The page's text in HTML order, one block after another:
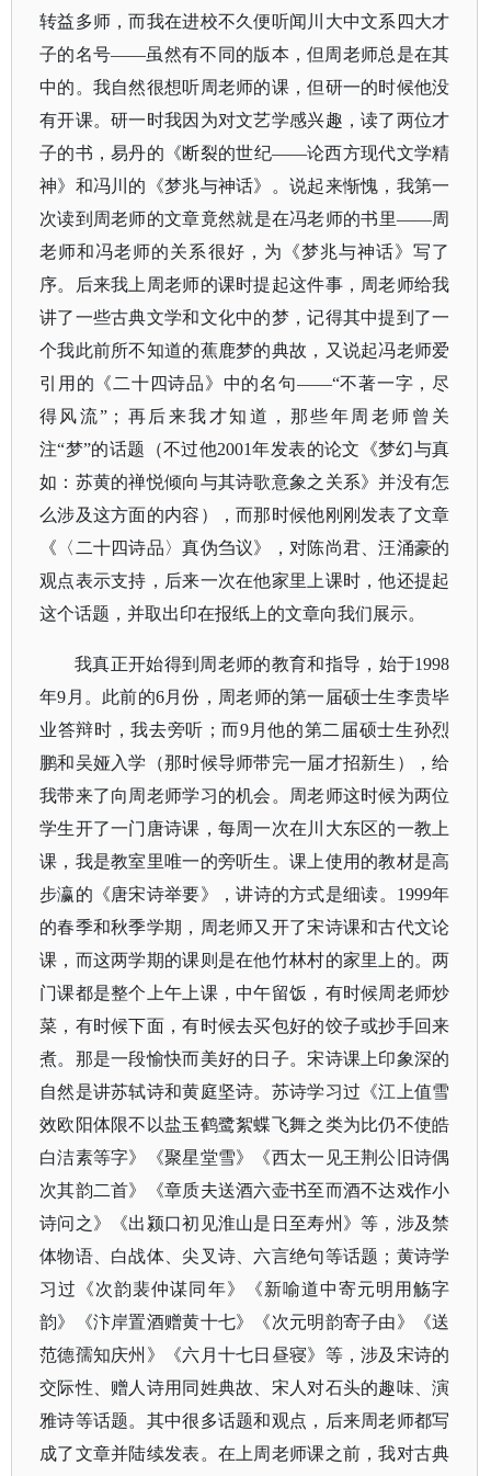
转益多师，而我在进校不久便听闻川大中文系四大才
子的名号——虽然有不同的版本，但周老师总是在其
中的。我自然很想听周老师的课，但研一的时候他没
有开课。研一时我因为对文艺学感兴趣，读了两位才
子的书，易丹的《断裂的世纪——论西方现代文学精
神》和冯川的《梦兆与神话》。说起来惭愧，我第一
次读到周老师的文章竟然就是在冯老师的书里——周
老师和冯老师的关系很好，为《梦兆与神话》写了
序。后来我上周老师的课时提起这件事，周老师给我
讲了一些古典文学和文化中的梦，记得其中提到了一
个我此前所不知道的蕉鹿梦的典故，又说起冯老师爱
引用的《二十四诗品》中的名句——“不著一字，尽
得风流”；再后来我才知道，那些年周老师曾关
注“梦”的话题（不过他2001年发表的论文《梦幻与真
如：苏黄的禅悦倾向与其诗歌意象之关系》并没有怎
么涉及这方面的内容），而那时候他刚刚发表了文章
《〈二十四诗品〉真伪刍议》，对陈尚君、汪涌豪的
观点表示支持，后来一次在他家里上课时，他还提起
这个话题，并取出印在报纸上的文章向我们展示。
我真正开始得到周老师的教育和指导，始于1998
年9月。此前的6月份，周老师的第一届硕士生李贵毕
业答辩时，我去旁听；而9月他的第二届硕士生孙烈
鹏和吴娅入学（那时候导师带完一届才招新生），给
我带来了向周老师学习的机会。周老师这时候为两位
学生开了一门唐诗课，每周一次在川大东区的一教上
课，我是教室里唯一的旁听生。课上使用的教材是高
步瀛的《唐宋诗举要》，讲诗的方式是细读。1999年
的春季和秋季学期，周老师又开了宋诗课和古代文论
课，而这两学期的课则是在他竹林村的家里上的。两
门课都是整个上午上课，中午留饭，有时候周老师炒
菜，有时候下面，有时候去买包好的饺子或抄手回来
煮。那是一段愉快而美好的日子。宋诗课上印象深的
自然是讲苏轼诗和黄庭坚诗。苏诗学习过《江上值雪
效欧阳体限不以盐玉鹤鹭絮蝶飞舞之类为比仍不使皓
白洁素等字》《聚星堂雪》《西太一见王荆公旧诗偶
次其韵二首》《章质夫送酒六壶书至而酒不达戏作小
诗问之》《出颍口初见淮山是日至寿州》等，涉及禁
体物语、白战体、尖叉诗、六言绝句等话题；黄诗学
习过《次韵裴仲谋同年》《新喻道中寄元明用觞字
韵》《汴岸置酒赠黄十七》《次元明韵寄子由》《送
范德孺知庆州》《六月十七日昼寝》等，涉及宋诗的
交际性、赠人诗用同姓典故、宋人对石头的趣味、演
雅诗等话题。其中很多话题和观点，后来周老师都写
成了文章并陆续发表。在上周老师课之前，我对古典